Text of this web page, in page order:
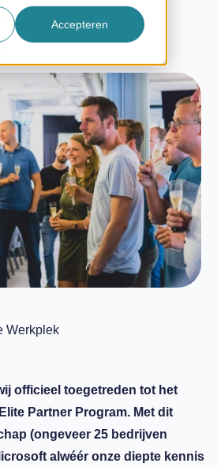
Accepteren
Werkplek
officieel toegetreden tot het
Partner Program. Met dit
(ongeveer 25 bedrijven
alwéér onze diepte kennis